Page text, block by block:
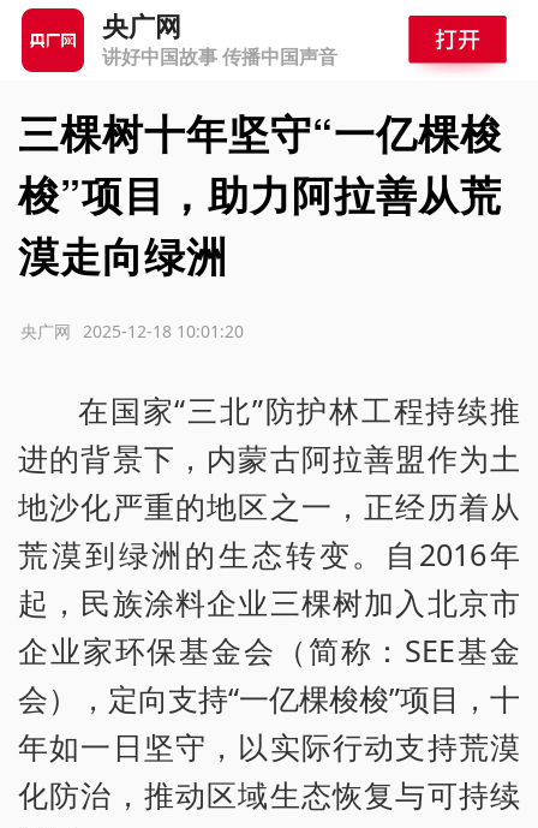
央广网
讲好中国故事 传播中国声音
三棵树十年坚守“一亿棵梭
梭”项目，助力阿拉善从荒
漠走向绿洲
2025-12-18 10:01:20
央广网
在国家“三北”防护林工程持续推
进的背景下，内蒙古阿拉善盟作为土
地沙化严重的地区之一，正经历着从
荒漠到绿洲的生态转变。自2016年
起，民族涂料企业三棵树加入北京市
企业家环保基金会（简称：SEE基金
会），定向支持“一亿棵梭梭”项目，十
年如一日坚守，以实际行动支持荒漠
化防治，推动区域生态恢复与可持续